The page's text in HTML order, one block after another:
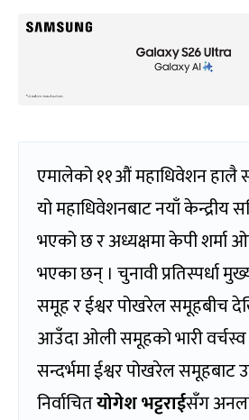
एमालेको ११औं महाधिवेशन हालै
यो महाधिवेशनबाट नयाँ केन्द्रीय
भएको छ र अध्यक्षमा केपी शर्मा
भएका छन् । चुनावी प्रतिस्पर्धा
समूह र ईश्वर पोखरेल समूहबीच
आउँदा ओली समूहको भारी
सन्दर्भमा ईश्वर पोखरेल समूहबाट
निर्वाचितयोगेश भट्टराईसँग